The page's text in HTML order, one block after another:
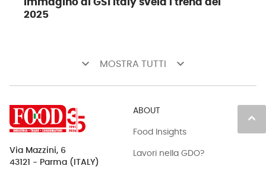
Immagino di GS1 Italy svela i trend del
2025
keyboard_arrow_down MOSTRA TUTTI keyboard_arrow_down
keyboard_arrow_up
Via Mazzini, 6
43121 - Parma (ITALY)
ABOUT
Food Insights
Lavori nella GDO?